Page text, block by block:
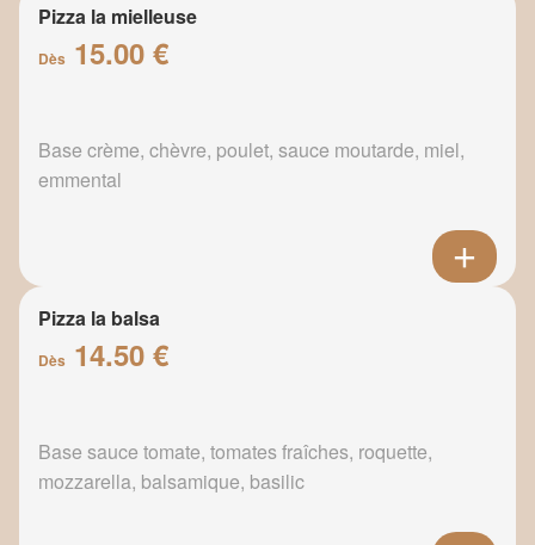
Pizza la mielleuse
Dès 15.00 €
Base crème, chèvre, poulet, sauce moutarde, miel,
emmental
Pizza la balsa
Dès 14.50 €
Base sauce tomate, tomates fraîches, roquette,
mozzarella, balsamique, basilic